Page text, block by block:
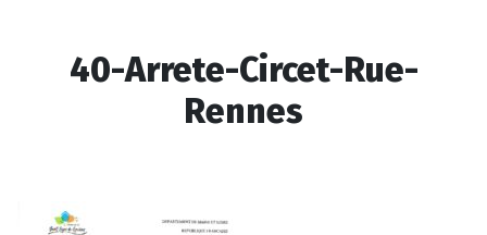
40-Arrete-Circet-Rue-
Rennes